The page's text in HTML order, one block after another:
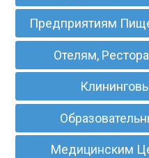
Предприятиям
Отелям,
Медицинским